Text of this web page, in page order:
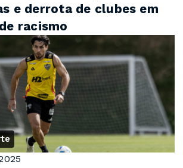
e derrota de clubes em
racismo